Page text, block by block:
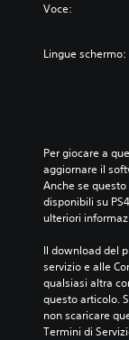
Voce:
Lingue schermo:
Per giocare a
aggiornare il
Anche se
disponibili su
ulteriori
Il download del
servizio e alle
qualsiasi altra
questo articolo.
non scaricare
Termini di